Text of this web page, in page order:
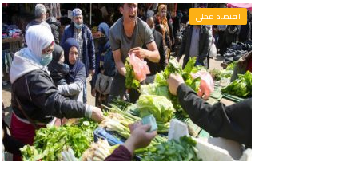
اقتصاد محلي